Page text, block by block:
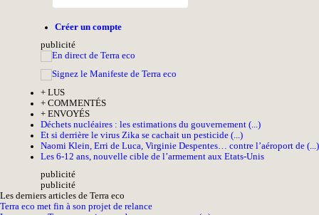
Créer un compte
publicité
+ LUS
+ COMMENTÉS
+ ENVOYÉS
Déchets nucléaires : les estimations du gouvernement (...)
Et si derrière le virus Zika se cachait un pesticide (...)
Naomi Klein, Erri de Luca, Virginie Despentes… contre l’aéroport de (...)
Les 6-12 ans, nouvelle cible de l’armement aux Etats-Unis
publicité
publicité
Les derniers articles de Terra eco
Terra eco met fin à son projet de relance